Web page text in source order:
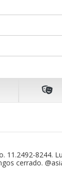
11.2492-8244.
cerrado.